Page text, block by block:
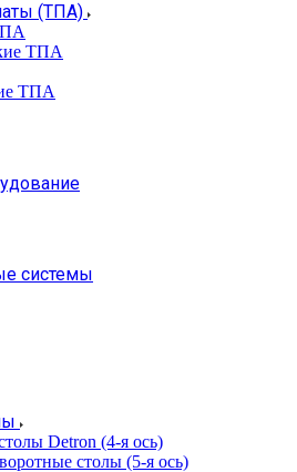
(ТПА)
ТПА
ТПА
системы
Detron (4-я ось)
столы (5-я ось)